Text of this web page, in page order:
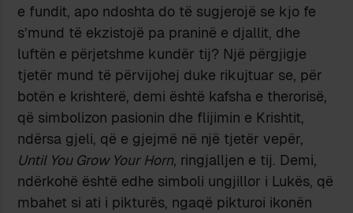
e fundit, apo ndoshta do të sugjerojë se kjo fe
s’mund të ekzistojë pa praninë e djallit, dhe
luftën e përjetshme kundër tij? Një përgjigje
tjetër mund të përvijohej duke rikujtuar se, për
botën e krishterë, demi është kafsha e therorisë,
që simbolizon pasionin dhe flijimin e Krishtit,
ndërsa gjeli, që e gjejmë në një tjetër vepër,
Until You Grow Your Horn, ringjalljen e tij. Demi,
ndërkohë është edhe simboli ungjillor i Lukës, që
mbahet si ati i pikturës, ngaqë pikturoi ikonën